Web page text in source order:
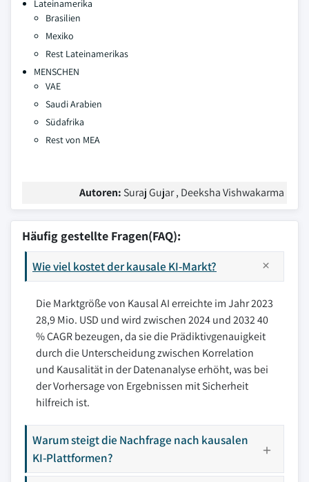
Lateinamerika
Brasilien
Mexiko
Rest Lateinamerikas
MENSCHEN
VAE
Saudi Arabien
Südafrika
Rest von MEA
Autoren: Suraj Gujar , Deeksha Vishwakarma
Häufig gestellte Fragen(FAQ):
Wie viel kostet der kausale KI-Markt?
Die Marktgröße von Kausal AI erreichte im Jahr 2023
28,9 Mio. USD und wird zwischen 2024 und 2032 40
% CAGR bezeugen, da sie die Prädiktivgenauigkeit
durch die Unterscheidung zwischen Korrelation
und Kausalität in der Datenanalyse erhöht, was bei
der Vorhersage von Ergebnissen mit Sicherheit
hilfreich ist.
Warum steigt die Nachfrage nach kausalen
KI-Plattformen?